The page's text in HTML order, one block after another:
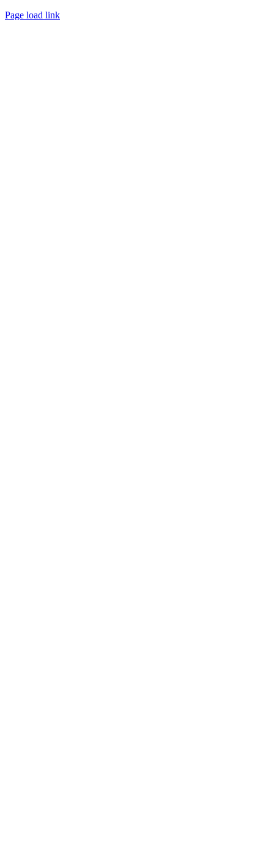
Page load link